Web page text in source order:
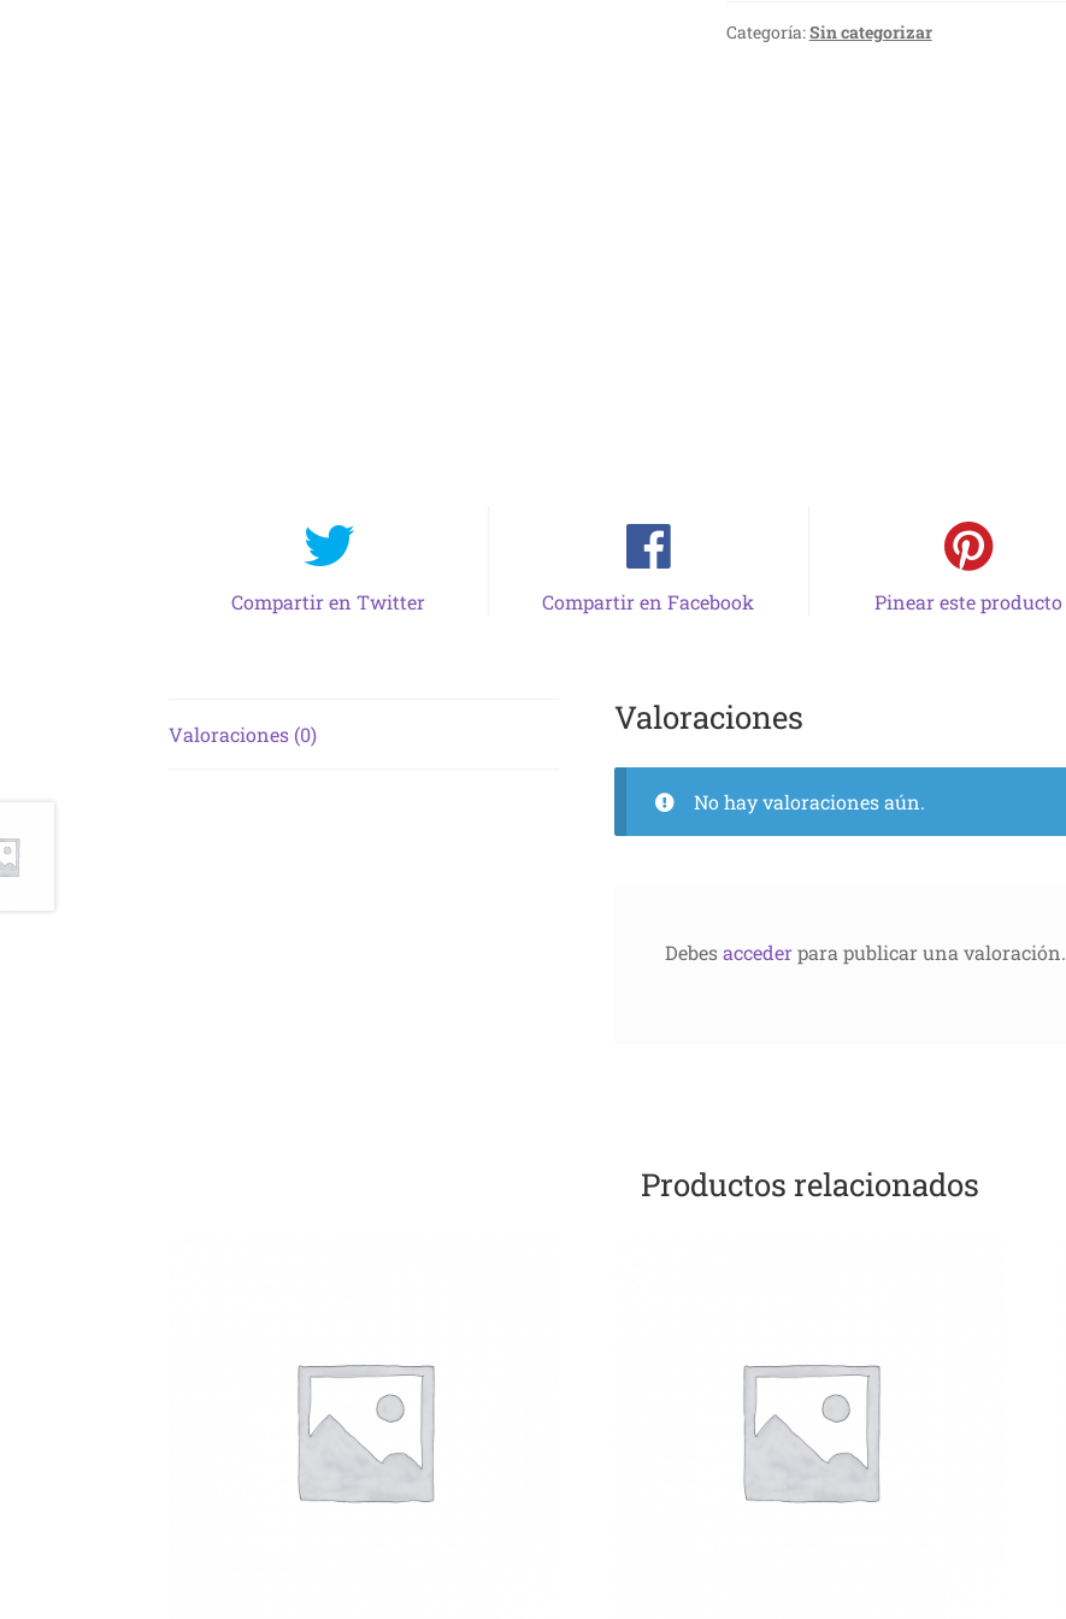
Categoría:Sin categorizar
Compartir en Twitter Compartir en Facebook Pinear este producto
Valoraciones (0) Valoraciones
No hay valoraciones aún.
Debesaccederpara publicar una valoración.
Productos relacionados